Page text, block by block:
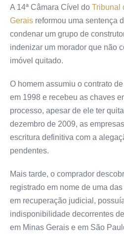
A 14ª Câmara Cível do Tribunal
Gerais reformou uma sentença
condenar um grupo de
indenizar um morador que não
imóvel quitado.
O homem assumiu o contrato
em 1998 e recebeu as chaves
processo, apesar de ele ter
dezembro de 2009, as
escritura definitiva com a
pendentes.
Mais tarde, o comprador
registrado em nome de uma
em recuperação judicial,
indisponibilidade decorrentes
em Minas Gerais e em São